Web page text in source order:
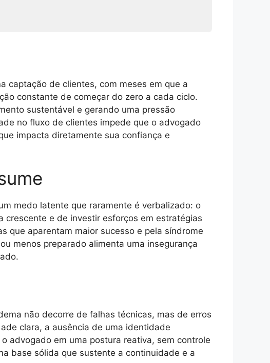
captação de clientes, com meses em que a
constante de começar do zero a cada ciclo.
sustentável e gerando uma pressão
no fluxo de clientes impede que o advogado
impacta diretamente sua confiança e
medo latente que raramente é verbalizado: o
crescente e de investir esforços em estratégias
que aparentam maior sucesso e pela síndrome
menos preparado alimenta uma insegurança
não decorre de falhas técnicas, mas de erros
clara, a ausência de uma identidade
advogado em uma postura reativa, sem controle
base sólida que sustente a continuidade e a